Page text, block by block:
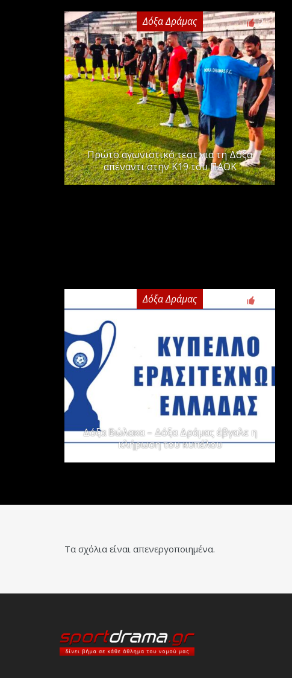
Δόξα Δράμας 2
Πρώτο αγωνιστικό τεστ για τη Δόξα
απέναντι στην Κ19 του ΠΑΟΚ
Δόξα Δράμας
Δόξα Βώλακα – Δόξα Δράμας έβγαλε η
κλήρωση του κυπέλου
Τα σχόλια είναι απενεργοποιημένα.